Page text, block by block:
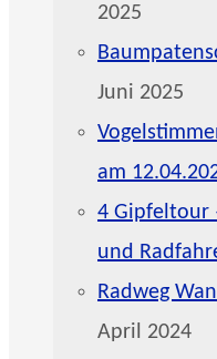
2025
Juni 2025
am
4 Gipfeltour
und
Radweg
April 2024